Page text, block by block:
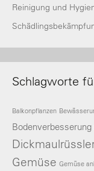
Reinigung und
Schlagworte
Balkonpflanzen
Bodenverbesserung
Gemüse Gemüse